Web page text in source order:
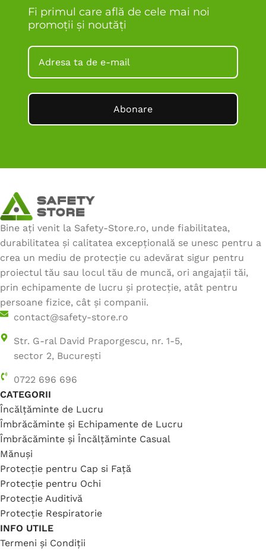
Fi primul care află de cele mai noi
promoții și noutăți
Abonare
Bine ați venit la Safety-Store.ro, unde fiabilitatea,
durabilitatea și calitatea excepțională se unesc pentru a
crea un mediu de protecție cu adevărat sigur pentru
proiectul tău sau locul tău de muncă, ori angajații tăi,
prin echipamente de lucru și protecție, atât pentru
persoane fizice, cât și companii.
contact@safety-store.ro
Str. G-ral David Praporgescu, nr. 1-5,
sector 2, București
0722 696 696
CATEGORII
Încălțăminte de Lucru
Îmbrăcăminte și Echipamente de Lucru
Îmbrăcăminte și Încălțăminte Casual
Mănuși
Protecție pentru Cap si Față
Protecție pentru Ochi
Protecție Auditivă
Protecție Respiratorie
INFO UTILE
Termeni și Condiții